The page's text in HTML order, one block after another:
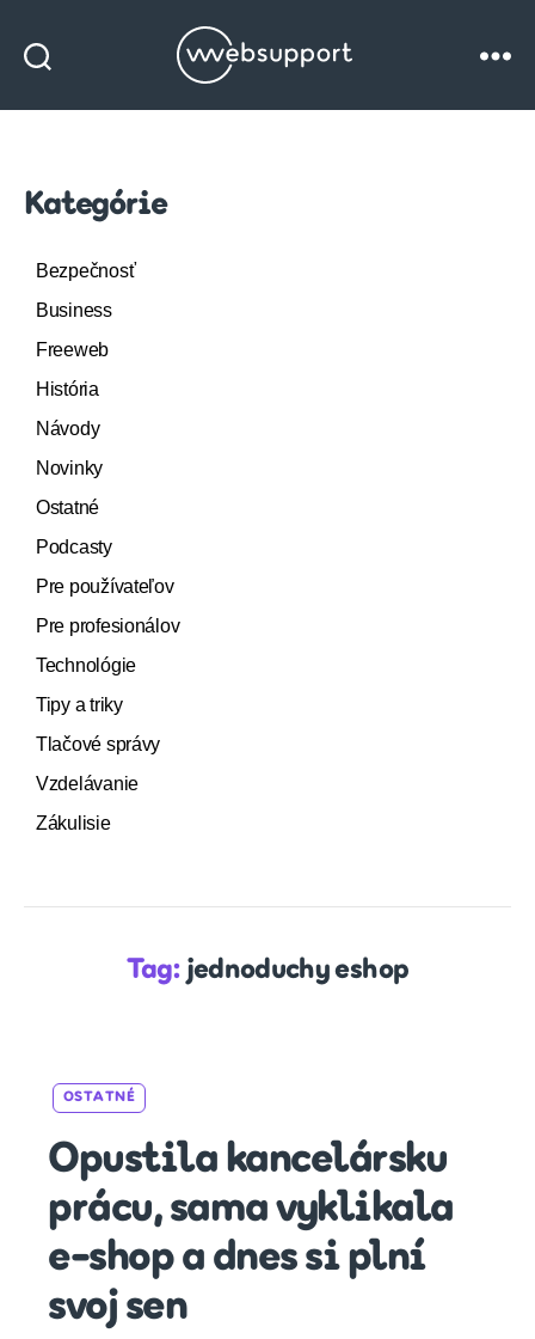
Websupport
Kategórie
Bezpečnosť
Business
Freeweb
História
Návody
Novinky
Ostatné
Podcasty
Pre používateľov
Pre profesionálov
Technológie
Tipy a triky
Tlačové správy
Vzdelávanie
Zákulisie
Tag: jednoduchy eshop
OSTATNÉ
Opustila kancelársku
prácu, sama vyklikala
e-shop a dnes si plní
svoj sen